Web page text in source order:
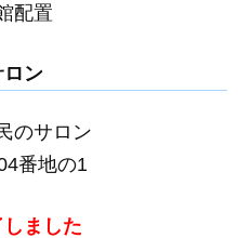
配置
ロン
のサロン
番地の1
ました